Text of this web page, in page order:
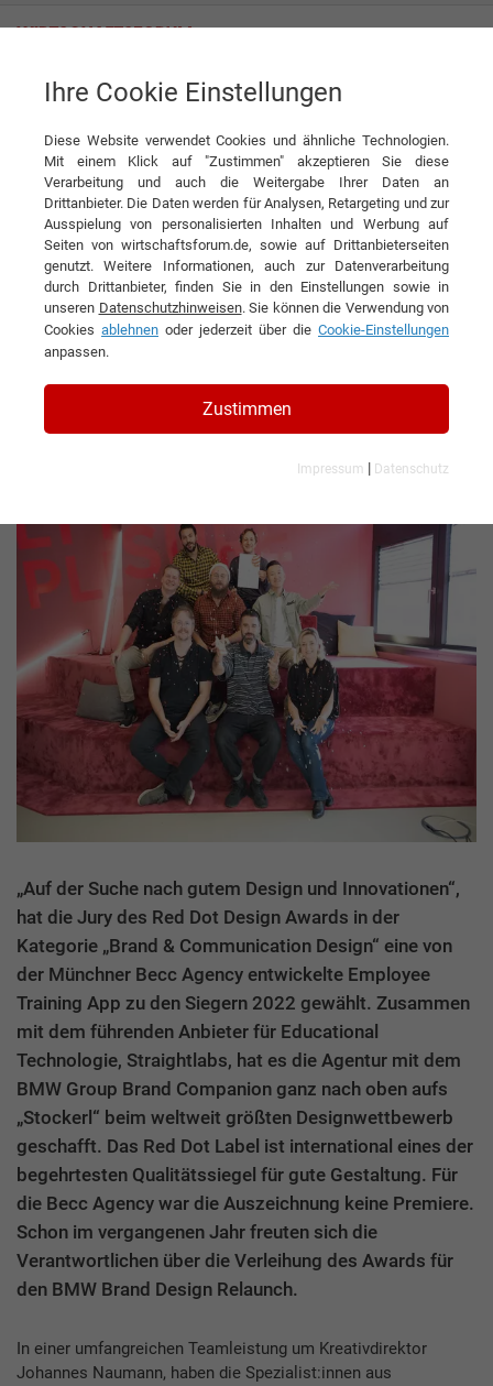
Companion holt Gold in der Kategorie „Brands & Communication Design“
News BECC Agency GmbH
DIESEN ARTIKEL EMPFEHLEN
Mit Employer Branding unter die
Besten. Ein Communicative
Companion holt Gold in der
Kategorie „Brands &
Communication Design“
„Auf der Suche nach gutem Design und Innovationen“,
hat die Jury des Red Dot Design Awards in der
Kategorie „Brand & Communication Design“ eine von
der Münchner Becc Agency entwickelte Employee
Training App zu den Siegern 2022 gewählt. Zusammen
mit dem führenden Anbieter für Educational
Technologie, Straightlabs, hat es die Agentur mit dem
BMW Group Brand Companion ganz nach oben aufs
„Stockerl“ beim weltweit größten Designwettbewerb
geschafft. Das Red Dot Label ist international eines der
begehrtesten Qualitätssiegel für gute Gestaltung. Für
die Becc Agency war die Auszeichnung keine Premiere.
Schon im vergangenen Jahr freuten sich die
Verantwortlichen über die Verleihung des Awards für
den BMW Brand Design Relaunch.
In einer umfangreichen Teamleistung um Kreativdirektor
Johannes Naumann, haben die Spezialist:innen aus
Ihre Cookie Einstellungen
Diese Website verwendet Cookies und ähnliche Technologien.
Mit einem Klick auf "Zustimmen" akzeptieren Sie diese
Verarbeitung und auch die Weitergabe Ihrer Daten an
Drittanbieter. Die Daten werden für Analysen, Retargeting und zur
Ausspielung von personalisierten Inhalten und Werbung auf
Seiten von wirtschaftsforum.de, sowie auf Drittanbieterseiten
genutzt. Weitere Informationen, auch zur Datenverarbeitung
durch Drittanbieter, finden Sie in den Einstellungen sowie in
unseren Datenschutzhinweisen. Sie können die Verwendung von
Cookies ablehnen oder jederzeit über die Cookie-Einstellungen
anpassen.
Zustimmen
Impressum | Datenschutz